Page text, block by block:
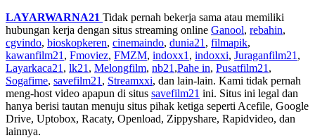
LAYARWARNA21 Tidak pernah bekerja sama atau memiliki
hubungan kerja dengan situs streaming online Ganool, rebahin,
cgvindo, bioskopkeren, cinemaindo, dunia21 , filmapik,
kawanfilm21 , Fmoviez, FMZM, indoxx1 , indoxxi, Juraganfilm21 ,
Layarkaca21 , lk21 , Melongfilm, nb21 ,Pahe in, Pusatfilm21 ,
Sogafime, savefilm21 , Streamxxi, dan lain-lain. Kami tidak pernah
meng-host video apapun di situs savefilm21 ini. Situs ini legal dan
hanya berisi tautan menuju situs pihak ketiga seperti Acefile, Google
Drive, Uptobox, Racaty, Openload, Zippyshare, Rapidvideo, dan
lainnya.